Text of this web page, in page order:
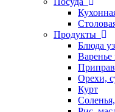
Продукты
Блюда
Орехи,
Курт